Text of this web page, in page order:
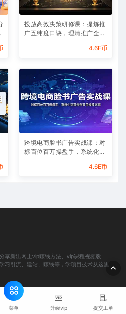
投放高效决策研修课：提炼推
广五纬度口诀，理清推广全流
4.6E币
跨境电商脸书广告实战课：对
标百位百万操盘手，系统化运
4.6E币
享新出网上vip赚钱方法、vip课程视频教
习引流、建站、赚钱等，学项目技术从这里
菜单 升级vip 提交工单